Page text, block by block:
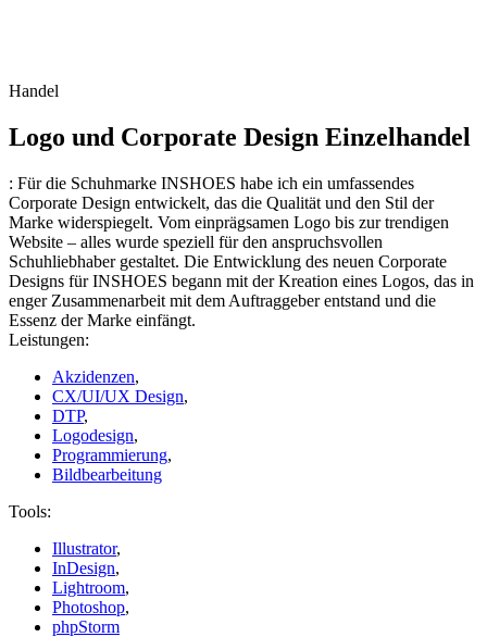
Handel
Logo und Corporate Design Einzelhandel
: Für die Schuhmarke INSHOES habe ich ein umfassendes
Corporate Design entwickelt, das die Qualität und den Stil der
Marke widerspiegelt. Vom einprägsamen Logo bis zur trendigen
Website – alles wurde speziell für den anspruchsvollen
Schuhliebhaber gestaltet. Die Entwicklung des neuen Corporate
Designs für INSHOES begann mit der Kreation eines Logos, das in
enger Zusammenarbeit mit dem Auftraggeber entstand und die
Essenz der Marke einfängt.
Leistungen:
Akzidenzen,
CX/UI/UX Design,
DTP,
Logodesign,
Programmierung,
Bildbearbeitung
Tools:
Illustrator,
InDesign,
Lightroom,
Photoshop,
phpStorm